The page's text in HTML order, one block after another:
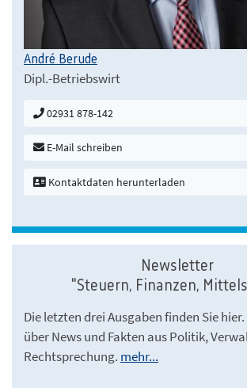
André Berude
Dipl.-Betriebswirt
02931 878-142
E-Mail schreiben
Kontaktdaten herunterladen
Newsletter
"Steuern, Finanzen,
Die letzten drei Ausgaben finden Sie
über News und Fakten aus Politik,
Rechtsprechung. mehr...